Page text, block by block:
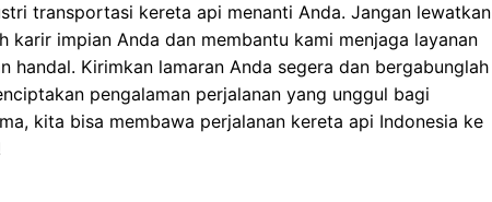
transportasi kereta api menanti Anda. Jangan lewatkan
karir impian Anda dan membantu kami menjaga layanan
handal. Kirimkan lamaran Anda segera dan bergabunglah
pengalaman perjalanan yang unggul bagi
kita bisa membawa perjalanan kereta api Indonesia ke